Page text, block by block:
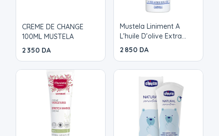
CREME DE CHANGE
100ML MUSTELA
2 350 DA
Mustela Liniment A
L'huile D'olive Extra
Vierge Des La
2 850 DA